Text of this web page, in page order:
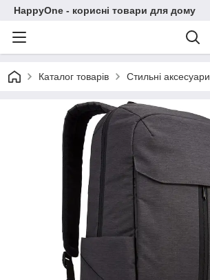
HappyOne - корисні товари для дому
Каталог товарів Стильні аксесуари